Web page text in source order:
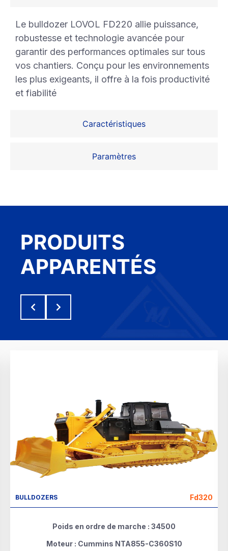
Caractéristiques
Paramètres
Le bulldozer LOVOL FD220 allie puissance,
robustesse et technologie avancée pour
garantir des performances optimales sur tous
vos chantiers. Conçu pour les environnements
les plus exigeants, il offre à la fois productivité
et fiabilité
PRODUITS
APPARENTÉS
BULLDOZERS Fd320
Poids en ordre de marche : 34500
Moteur : Cummins NTA855-C360S10